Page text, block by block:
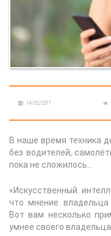
14/02/2017
В наше время техника
без водителей,
пока не сложилось…
«Искусственный
что мнение владельца
Вот вам несколько
умнее своего